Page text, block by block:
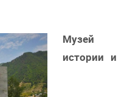
Музей
истории и